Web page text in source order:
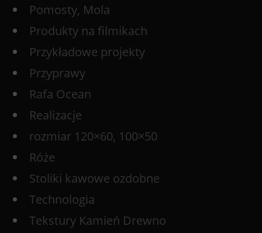
Pomosty, Mola
Produkty na filmikach
Przykładowe projekty
Przyprawy
Rafa Ocean
Realizacje
rozmiar 120×60, 100×50
Róże
Stoliki kawowe ozdobne
Technologia
Tekstury Kamień Drewno